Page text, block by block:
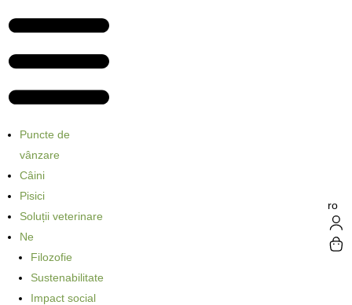
Puncte de
vânzare
Câini
Pisici
Soluții veterinare
Ne
Filozofie
Sustenabilitate
Impact social
ro